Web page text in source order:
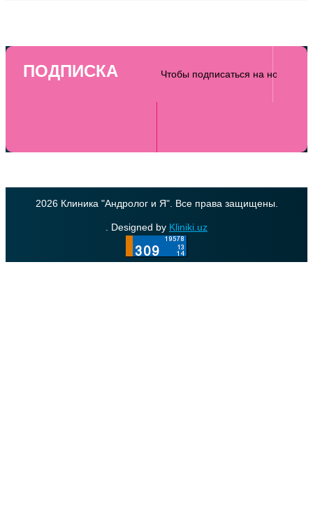
ПОДПИСКА
2026 Клиника "Андролог и Я". Все права защищены.
. Designed by Kliniki.uz